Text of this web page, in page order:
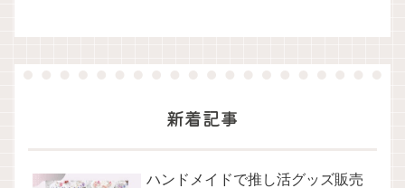
新着記事
ハンドメイドで推し活グッズ販売